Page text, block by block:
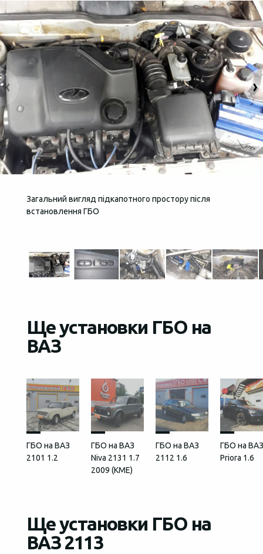
Загальний вигляд підкапотного простору після
встановлення ГБО
Ще установки ГБО на
ВАЗ
ГБО на ВАЗ
2101 1.2
ГБО на ВАЗ
Niva 2131 1.7
2009 (КМЕ)
ГБО на ВАЗ
2112 1.6
ГБО на ВАЗ
Priora 1.6
Ще установки ГБО на
ВАЗ 2113